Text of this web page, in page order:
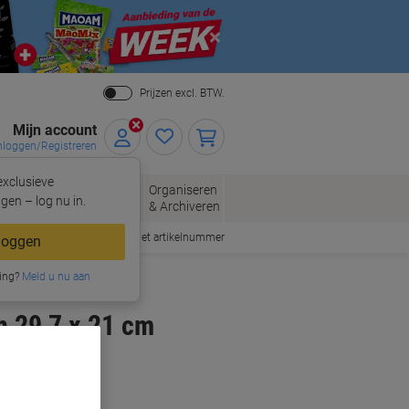
Close
Prijzen excl. BTW.
Mijn account
Registreren
– log nu in.
Meld u nu aan
Kantoorartikelen
Organiseren
& Archiveren
Snel bestellen met artikelnummer
29,7 x 21 cm